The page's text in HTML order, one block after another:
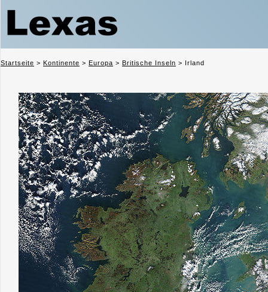
Startseite > Kontinente > Europa > Britische Inseln > Irland